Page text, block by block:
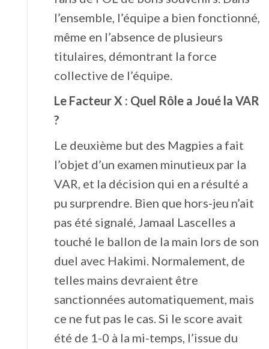
l’ensemble, l’équipe a bien fonctionné,
même en l’absence de plusieurs
titulaires, démontrant la force
collective de l’équipe.
Le Facteur X : Quel Rôle a Joué la VAR
?
Le deuxième but des Magpies a fait
l’objet d’un examen minutieux par la
VAR, et la décision qui en a résulté a
pu surprendre. Bien que hors-jeu n’ait
pas été signalé, Jamaal Lascelles a
touché le ballon de la main lors de son
duel avec Hakimi. Normalement, de
telles mains devraient être
sanctionnées automatiquement, mais
ce ne fut pas le cas. Si le score avait
été de 1-0 à la mi-temps, l’issue du